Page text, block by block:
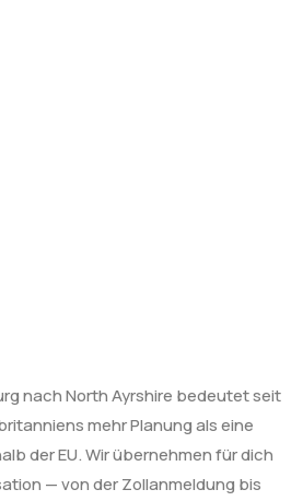
nach North Ayrshire bedeutet seit
mehr Planung als eine
der EU. Wir übernehmen für dich
— von der Zollanmeldung bis